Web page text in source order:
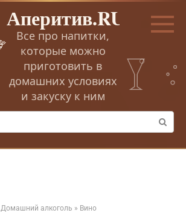
Аперитив.RU
Все про напитки,
которые можно
приготовить в
домашних условиях
и закуску к ним
Домашний алкоголь » Вино